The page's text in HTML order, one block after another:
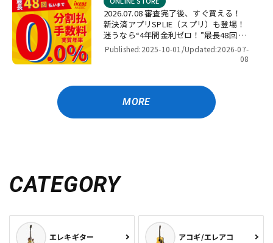
2026.07.08 審査完了後、すぐ買える！
新決済アプリSPLIE（スプリ）も登場！
迷うなら“4年間金利ゼロ！”最長48回 無
金利キャンペーン
Published:2025-10-01/Updated:2026-07-
08
MORE
CATEGORY
エレキギター アコギ/エレアコ